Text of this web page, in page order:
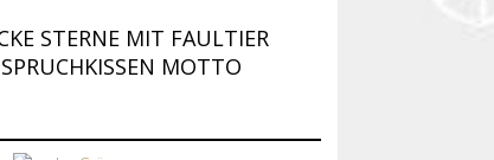
STERNE MIT FAULTIER
MOTTO